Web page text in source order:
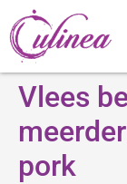
Vlees
pork